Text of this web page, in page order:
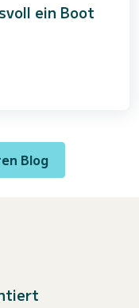
ein Boot
Blog